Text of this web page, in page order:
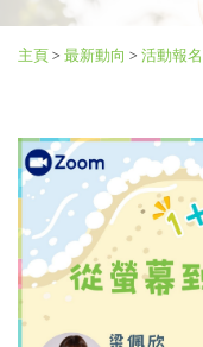
主頁> 最新動向 > 活動報名